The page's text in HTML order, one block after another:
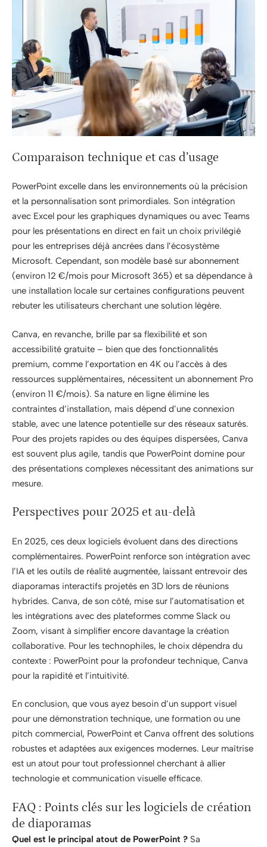
Comparaison technique et cas d’usage
PowerPoint excelle dans les environnements où la précision
et la personnalisation sont primordiales. Son intégration
avec Excel pour les graphiques dynamiques ou avec Teams
pour les présentations en direct en fait un choix privilégié
pour les entreprises déjà ancrées dans l’écosystème
Microsoft. Cependant, son modèle basé sur abonnement
(environ 12 €/mois pour Microsoft 365) et sa dépendance à
une installation locale sur certaines configurations peuvent
rebuter les utilisateurs cherchant une solution légère.
Canva, en revanche, brille par sa flexibilité et son
accessibilité gratuite – bien que des fonctionnalités
premium, comme l’exportation en 4K ou l’accès à des
ressources supplémentaires, nécessitent un abonnement Pro
(environ 11 €/mois). Sa nature en ligne élimine les
contraintes d’installation, mais dépend d’une connexion
stable, avec une latence potentielle sur des réseaux saturés.
Pour des projets rapides ou des équipes dispersées, Canva
est souvent plus agile, tandis que PowerPoint domine pour
des présentations complexes nécessitant des animations sur
mesure.
Perspectives pour 2025 et au-delà
En 2025, ces deux logiciels évoluent dans des directions
complémentaires. PowerPoint renforce son intégration avec
l’IA et les outils de réalité augmentée, laissant entrevoir des
diaporamas interactifs projetés en 3D lors de réunions
hybrides. Canva, de son côté, mise sur l’automatisation et
les intégrations avec des plateformes comme Slack ou
Zoom, visant à simplifier encore davantage la création
collaborative. Pour les technophiles, le choix dépendra du
contexte : PowerPoint pour la profondeur technique, Canva
pour la rapidité et l’intuitivité.
En conclusion, que vous ayez besoin d’un support visuel
pour une démonstration technique, une formation ou une
pitch commercial, PowerPoint et Canva offrent des solutions
robustes et adaptées aux exigences modernes. Leur maîtrise
est un atout pour tout professionnel cherchant à allier
technologie et communication visuelle efficace.
FAQ : Points clés sur les logiciels de création
de diaporamas
Quel est le principal atout de PowerPoint ? Sa